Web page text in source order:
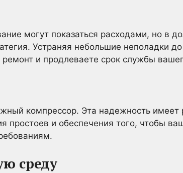
могут показаться расходами, но в
Устраняя небольшие неполадки
и продлеваете срок службы
компрессор. Эта надежность
простоев и обеспечения того, чтобы
среду